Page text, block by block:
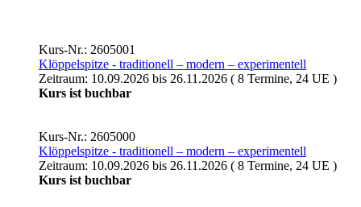
Kurs-Nr.: 2605001
Klöppelspitze - traditionell – modern – experimentell
Zeitraum: 10.09.2026 bis 26.11.2026 ( 8 Termine, 24 UE )
Kurs ist buchbar
Kurs-Nr.: 2605000
Klöppelspitze - traditionell – modern – experimentell
Zeitraum: 10.09.2026 bis 26.11.2026 ( 8 Termine, 24 UE )
Kurs ist buchbar